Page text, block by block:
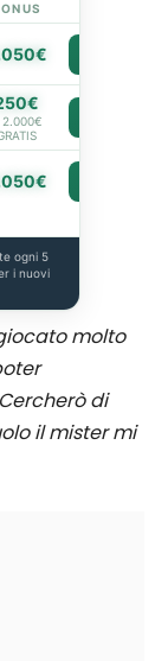
2.000€
ogni 5
i nuovi
molto
di
il mister mi